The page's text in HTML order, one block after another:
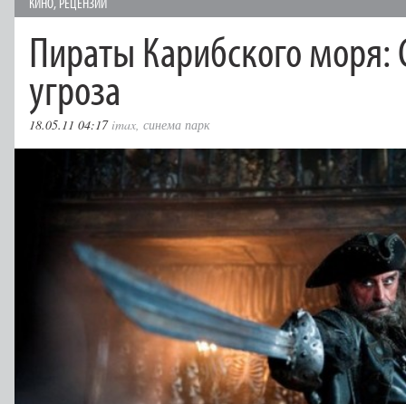
Пираты Карибского моря:
угроза
18.05.11 04:17 imax, синема парк